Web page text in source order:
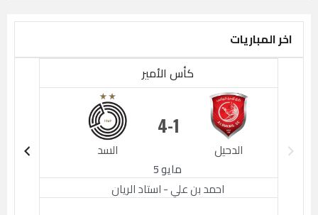
اخر المباريات
كأس الأمير
الدحيل
1
السد
4
مايو 5
احمد بن علي - استاد الريان